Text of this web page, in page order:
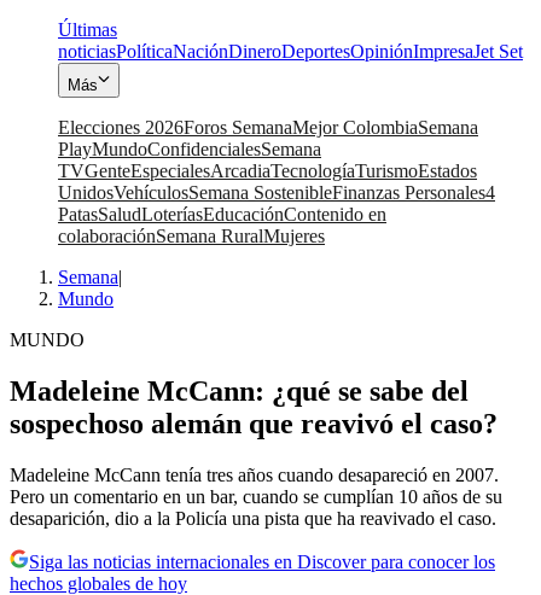
Últimas
noticiasPolíticaNaciónDineroDeportesOpiniónImpresaJet Set
Más
Elecciones 2026Foros SemanaMejor ColombiaSemana
PlayMundoConfidencialesSemana
TVGenteEspecialesArcadiaTecnologíaTurismoEstados
UnidosVehículosSemana SostenibleFinanzas Personales4
PatasSaludLoteríasEducaciónContenido en
colaboraciónSemana RuralMujeres
Semana|
Mundo
MUNDO
Madeleine McCann: ¿qué se sabe del
sospechoso alemán que reavivó el caso?
Madeleine McCann tenía tres años cuando desapareció en 2007.
Pero un comentario en un bar, cuando se cumplían 10 años de su
desaparición, dio a la Policía una pista que ha reavivado el caso.
Siga las noticias internacionales en Discover para conocer los
hechos globales de hoy